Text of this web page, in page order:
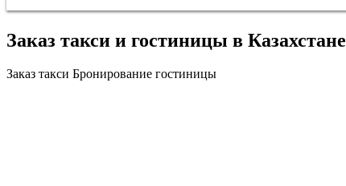
Заказ такси и гостиницы в Казахстане
Заказ такси Бронирование гостиницы